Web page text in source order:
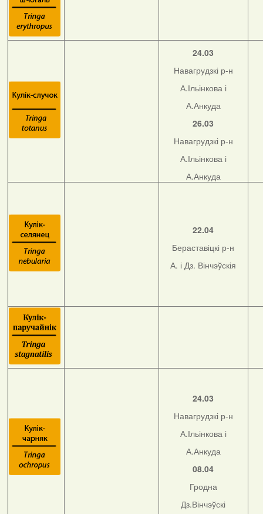
24.03
Навагрудзкі р-н
А.Ільінкова і
А.Анкуда
26.03
Навагрудзкі р-н
А.Ільінкова і
А.Анкуда
22.04
Бераставіцкі р-н
А. і Дз. Вінчэўскія
24.03
Навагрудзкі р-н
А.Ільінкова і
А.Анкуда
08.04
Гродна
Дз.Вінчэўскі